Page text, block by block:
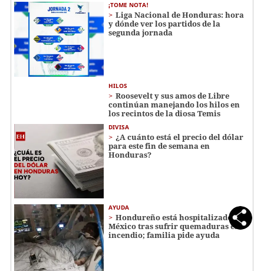
¡TOME NOTA!
Liga Nacional de Honduras: hora
y dónde ver los partidos de la
segunda jornada
HILOS
Roosevelt y sus amos de Libre
continúan manejando los hilos en
los recintos de la diosa Temis
DIVISA
¿A cuánto está el precio del dólar
para este fin de semana en
Honduras?
AYUDA
Hondureño está hospitalizado en
México tras sufrir quemaduras en
incendio; familia pide ayuda